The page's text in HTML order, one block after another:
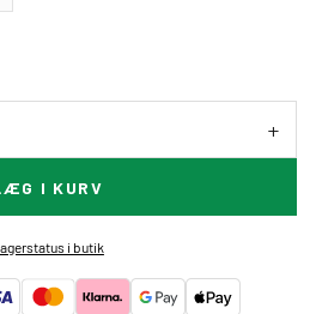
I KURV
i butik